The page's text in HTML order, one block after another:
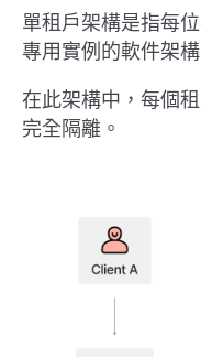
單租戶架構是指每
專用實例的軟件架構
在此架構中，每個
完全隔離。